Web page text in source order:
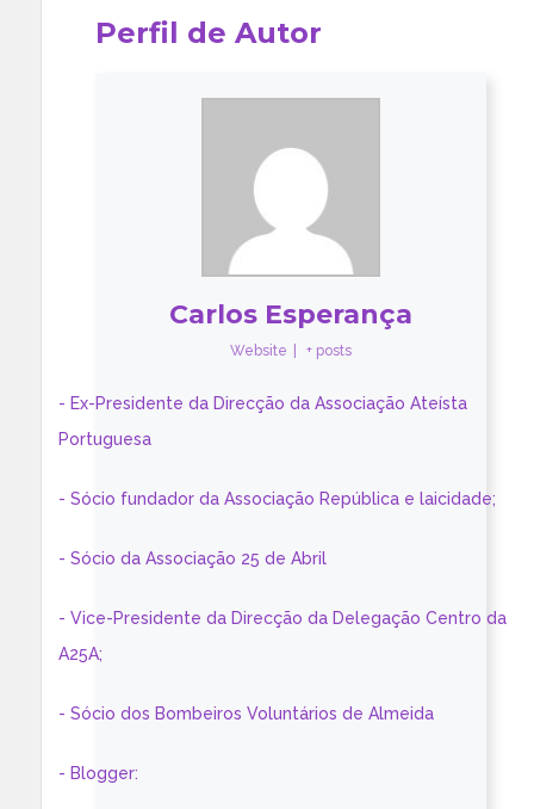
Perfil de Autor
Carlos Esperança
Website + posts
- Ex-Presidente da Direcção da Associação Ateísta
Portuguesa
- Sócio fundador da Associação República e laicidade;
- Sócio da Associação 25 de Abril
- Vice-Presidente da Direcção da Delegação Centro da
A25A;
- Sócio dos Bombeiros Voluntários de Almeida
- Blogger: